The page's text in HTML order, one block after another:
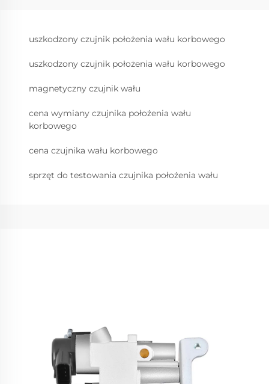
uszkodzony czujnik położenia wału korbowego
uszkodzony czujnik położenia wału korbowego
magnetyczny czujnik wału
cena wymiany czujnika położenia wału
korbowego
cena czujnika wału korbowego
sprzęt do testowania czujnika położenia wału